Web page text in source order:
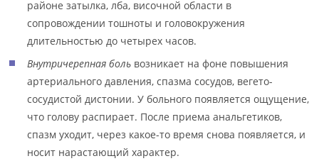
районе затылка, лба, височной области в
сопровождении тошноты и головокружения
длительностью до четырех часов.
Внутричерепная боль возникает на фоне повышения
артериального давления, спазма сосудов, вегето-
сосудистой дистонии. У больного появляется ощущение,
что голову распирает. После приема анальгетиков,
спазм уходит, через какое-то время снова появляется, и
носит нарастающий характер.